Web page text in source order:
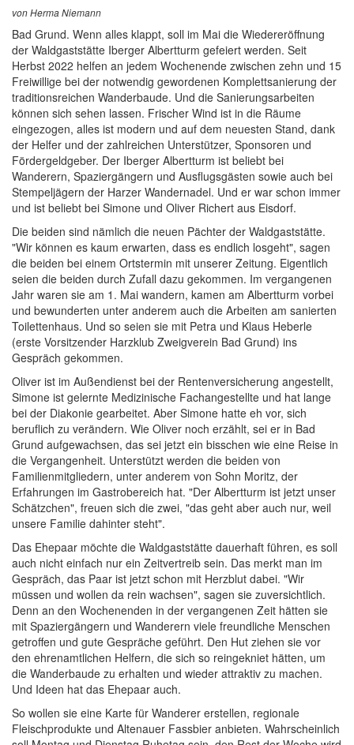
von Herma Niemann
Bad Grund. Wenn alles klappt, soll im Mai die Wiedereröffnung
der Waldgaststätte Iberger Albertturm gefeiert werden. Seit
Herbst 2022 helfen an jedem Wochenende zwischen zehn und 15
Freiwillige bei der notwendig gewordenen Komplettsanierung der
traditionsreichen Wanderbaude. Und die Sanierungsarbeiten
können sich sehen lassen. Frischer Wind ist in die Räume
eingezogen, alles ist modern und auf dem neuesten Stand, dank
der Helfer und der zahlreichen Unterstützer, Sponsoren und
Fördergeldgeber. Der Iberger Albertturm ist beliebt bei
Wanderern, Spaziergängern und Ausflugsgästen sowie auch bei
Stempeljägern der Harzer Wandernadel. Und er war schon immer
und ist beliebt bei Simone und Oliver Richert aus Eisdorf.
Die beiden sind nämlich die neuen Pächter der Waldgaststätte.
"Wir können es kaum erwarten, dass es endlich losgeht", sagen
die beiden bei einem Ortstermin mit unserer Zeitung. Eigentlich
seien die beiden durch Zufall dazu gekommen. Im vergangenen
Jahr waren sie am 1. Mai wandern, kamen am Albertturm vorbei
und bewunderten unter anderem auch die Arbeiten am sanierten
Toilettenhaus. Und so seien sie mit Petra und Klaus Heberle
(erste Vorsitzender Harzklub Zweigverein Bad Grund) ins
Gespräch gekommen.
Oliver ist im Außendienst bei der Rentenversicherung angestellt,
Simone ist gelernte Medizinische Fachangestellte und hat lange
bei der Diakonie gearbeitet. Aber Simone hatte eh vor, sich
beruflich zu verändern. Wie Oliver noch erzählt, sei er in Bad
Grund aufgewachsen, das sei jetzt ein bisschen wie eine Reise in
die Vergangenheit. Unterstützt werden die beiden von
Familienmitgliedern, unter anderem von Sohn Moritz, der
Erfahrungen im Gastrobereich hat. "Der Albertturm ist jetzt unser
Schätzchen", freuen sich die zwei, "das geht aber auch nur, weil
unsere Familie dahinter steht".
Das Ehepaar möchte die Waldgaststätte dauerhaft führen, es soll
auch nicht einfach nur ein Zeitvertreib sein. Das merkt man im
Gespräch, das Paar ist jetzt schon mit Herzblut dabei. "Wir
müssen und wollen da rein wachsen", sagen sie zuversichtlich.
Denn an den Wochenenden in der vergangenen Zeit hätten sie
mit Spaziergängern und Wanderern viele freundliche Menschen
getroffen und gute Gespräche geführt. Den Hut ziehen sie vor
den ehrenamtlichen Helfern, die sich so reingekniet hätten, um
die Wanderbaude zu erhalten und wieder attraktiv zu machen.
Und Ideen hat das Ehepaar auch.
So wollen sie eine Karte für Wanderer erstellen, regionale
Fleischprodukte und Altenauer Fassbier anbieten. Wahrscheinlich